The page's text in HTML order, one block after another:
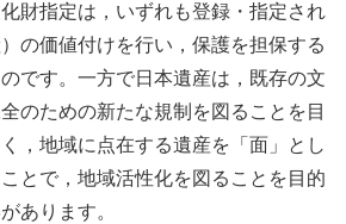
財指定は，いずれも登録・指定され
の価値付けを行い，保護を担保する
です。一方で日本遺産は，既存の文
のための新たな規制を図ることを目
，地域に点在する遺産を「面」とし
とで，地域活性化を図ることを目的
あります。